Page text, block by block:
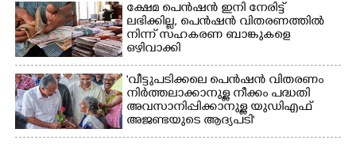
ക്ഷേമ പെൻഷൻ ഇനി നേരിട്ട്
ലഭിക്കില്ല,​ പെൻഷൻ വിതരണത്തിൽ
നിന്ന് സഹകരണ ബാങ്കുകളെ
ഒഴിവാക്കി
'വീട്ടുപടിക്കലെ പെൻഷൻ വിതരണം
നിർത്തലാക്കാനുള്ള നീക്കം പദ്ധതി
അവസാനിപ്പിക്കാനുള്ള യുഡിഎഫ്
അജണ്ടയുടെ ആദ്യപടി'